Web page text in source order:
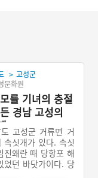
> 고성군
문화원
를 기녀의 충절
경남 고성의
도 고성군 거류면 거
속싯개가 있다. 속싯
진왜란 때 당항포 해
었던 바닷가이다. 당